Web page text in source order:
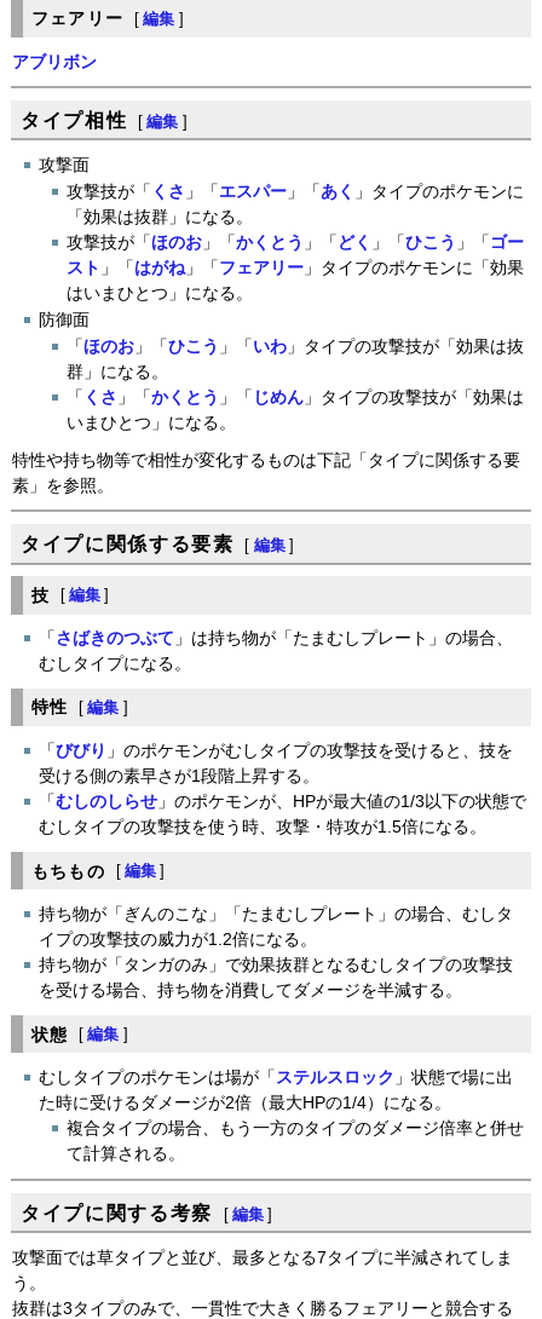
フェアリー [ 編集 ]
アブリボン
タイプ相性 [ 編集 ]
攻撃面
攻撃技が「 くさ 」「 エスパー 」「 あく 」タイプのポケモンに
「効果は抜群」になる。
攻撃技が「ほのお 」「かくとう 」「 どく 」「ひこう 」「 ゴー
スト 」「 はがね」「 フェアリー 」タイプのポケモンに「効果
はいまひとつ」になる。
防御面
「ほのお 」「ひこう 」「 いわ 」タイプの攻撃技が「効果は抜
群」になる。
「 くさ 」「かくとう 」「 じめん 」タイプの攻撃技が「効果は
いまひとつ」になる。
特性や持ち物等で相性が変化するものは下記「タイプに関係する要
素」を参照。
タイプに関係する要素 [ 編集 ]
技 [ 編集 ]
「 さばきのつぶて 」は持ち物が「たまむしプレート」の場合、
むしタイプになる。
特性 [ 編集 ]
「びびり 」のポケモンがむしタイプの攻撃技を受けると、技を
受ける側の素早さが1段階上昇する。
「むしのしらせ 」のポケモンが、HPが最大値の1/3以下の状態で
むしタイプの攻撃技を使う時、攻撃・特攻が1.5倍になる。
もちもの [ 編集 ]
持ち物が「ぎんのこな」「たまむしプレート」の場合、むしタ
イプの攻撃技の威力が1.2倍になる。
持ち物が「タンガのみ」で効果抜群となるむしタイプの攻撃技
を受ける場合、持ち物を消費してダメージを半減する。
状態 [ 編集 ]
むしタイプのポケモンは場が「 ステルスロック 」状態で場に出
た時に受けるダメージが2倍（最大HPの1/4）になる。
複合タイプの場合、もう一方のタイプのダメージ倍率と併せ
て計算される。
タイプに関する考察 [ 編集 ]
攻撃面では草タイプと並び、最多となる7タイプに半減されてしま
う。
抜群は3タイプのみで、一貫性で大きく勝るフェアリーと競合する